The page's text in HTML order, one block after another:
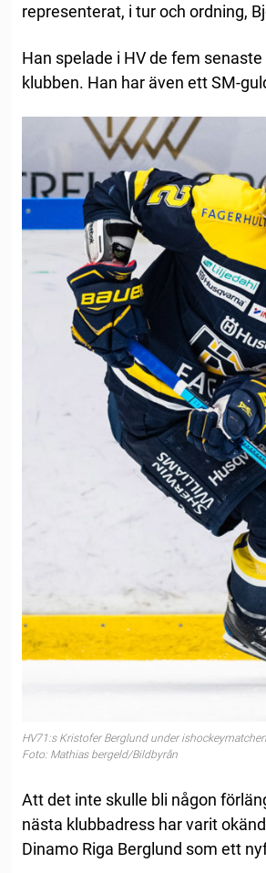
representerat, i tur och ordning,
Han spelade i HV de fem
klubben. Han har även ett SM-
HV71:s Kristofer Berglund under
Foto: Mathias bergeld/Bildbyrån
Att det inte skulle bli någon
nästa klubbadress har varit
Dinamo Riga Berglund som ett